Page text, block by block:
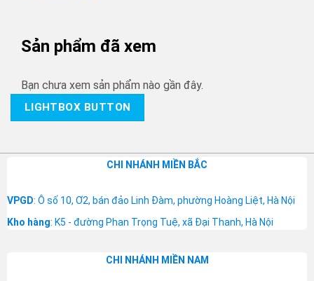
Sản phẩm đã xem
Bạn chưa xem sản phẩm nào gần đây.
LIGHTBOX BUTTON
CHI NHÁNH MIỀN BẮC
VPGD: Ô số 10, Ơ2, bán đảo Linh Đàm, phường Hoàng Liệt, Hà Nội
Kho hàng: K5 - đường Phan Trọng Tuệ, xã Đại Thanh, Hà Nội
CHI NHÁNH MIỀN NAM